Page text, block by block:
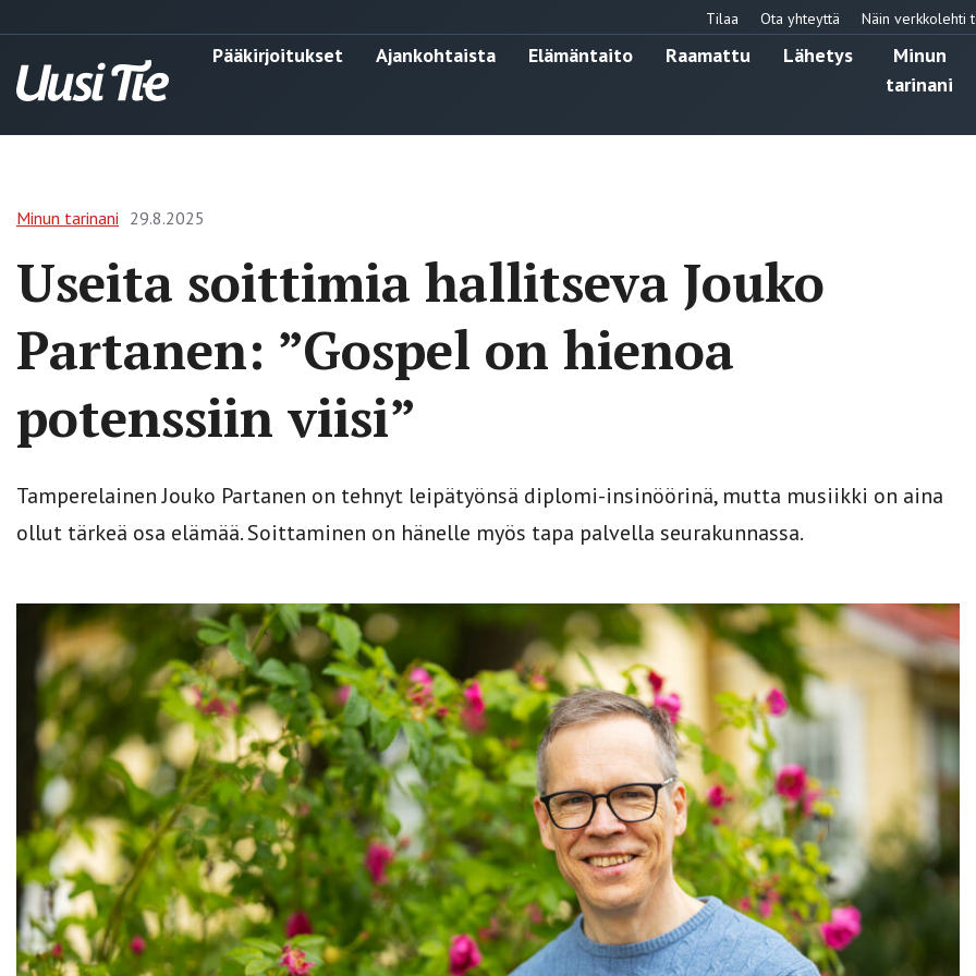
Tilaa Ota yhteyttä Näin verkkolehti
Pääkirjoitukset Ajankohtaista Elämäntaito Raamattu Lähetys
Minun
tarinani
Minun tarinani 29.8.2025
Useita soittimia hallitseva Jouko
Partanen: ”Gospel on hienoa
potenssiin viisi”
Tamperelainen Jouko Partanen on tehnyt leipätyönsä diplomi-insinöörinä, mutta musiikki on aina
ollut tärkeä osa elämää. Soittaminen on hänelle myös tapa palvella seurakunnassa.